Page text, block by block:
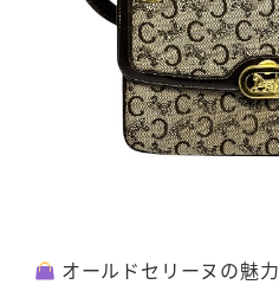
オールドセリーヌの魅力